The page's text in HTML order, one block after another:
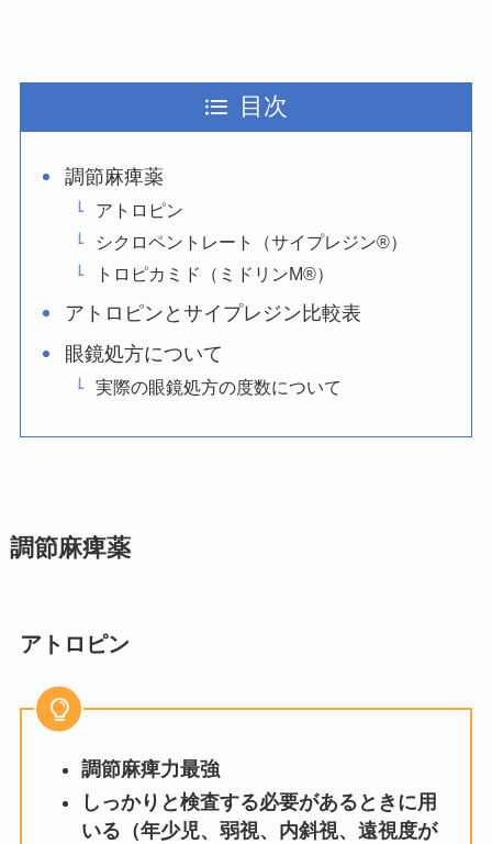
目次
調節麻痺薬
アトロピン
シクロペントレート（サイプレジン®）
トロピカミド（ミドリンM®）
アトロピンとサイプレジン比較表
眼鏡処方について
実際の眼鏡処方の度数について
調節麻痺薬
アトロピン
調節麻痺力最強
しっかりと検査する必要があるときに用
いる（年少児、弱視、内斜視、遠視度が